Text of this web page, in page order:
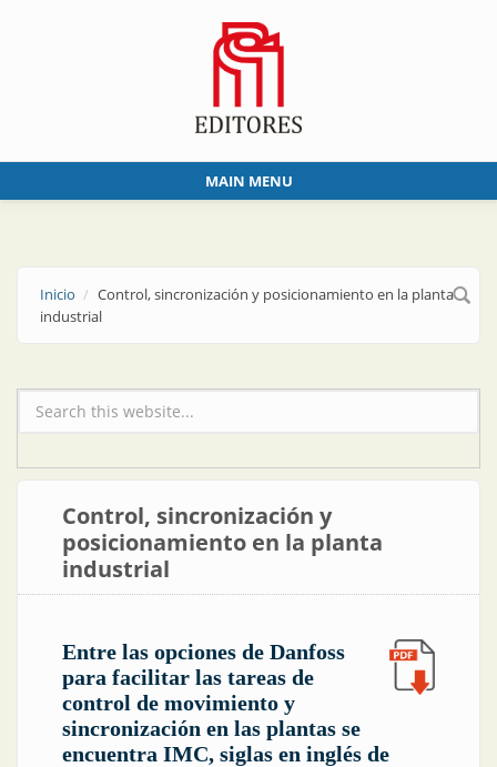
MAIN MENU
Inicio
Control, sincronización y posicionamiento en la planta
industrial
Formulario de búsqueda
Control, sincronización y
posicionamiento en la planta
industrial
Entre las opciones de Danfoss
para facilitar las tareas de
control de movimiento y
sincronización en las plantas se
encuentra IMC, siglas en inglés de